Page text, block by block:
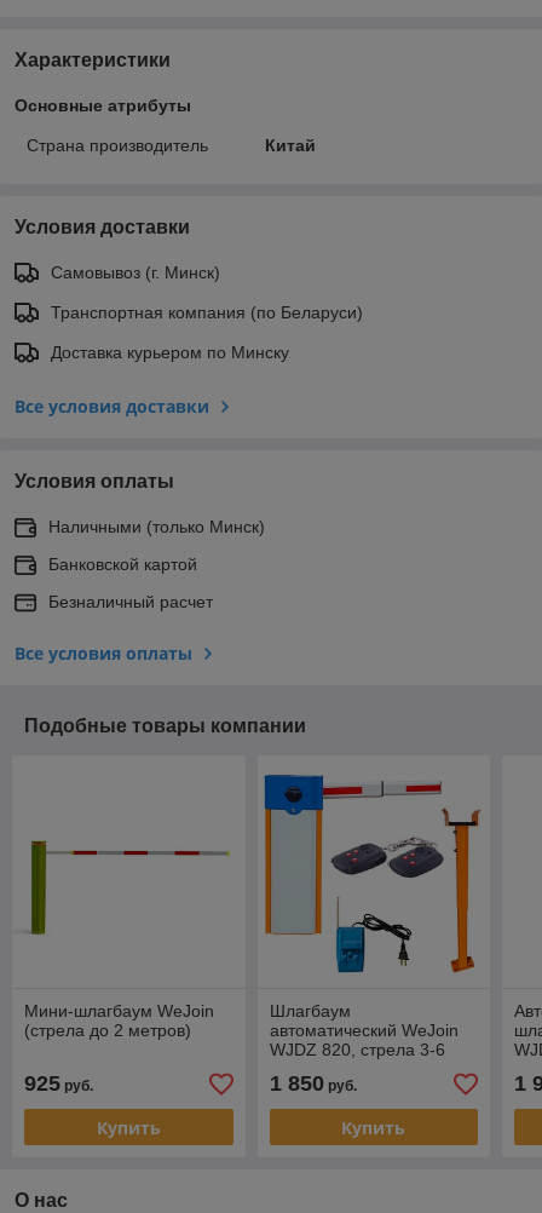
Характеристики
Основные атрибуты
Страна производитель Китай
Условия доставки
Самовывоз (г. Минск)
Транспортная компания (по Беларуси)
Доставка курьером по Минску
Все условия доставки
Условия оплаты
Наличными (только Минск)
Банковской картой
Безналичный расчет
Все условия оплаты
Подобные товары компании
Мини-шлагбаум WeJoin
(стрела до 2 метров)
925 руб.
Купить
Шлагбаум
автоматический WeJoin
WJDZ 820, стрела 3-6
1 850руб.
Купить
1
О нас